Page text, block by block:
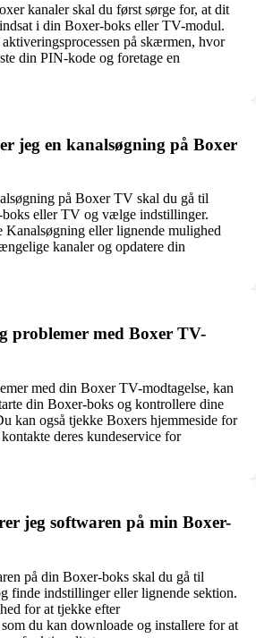
kanaler skal du først sørge for, at dit
i din Boxer-boks eller TV-modul.
på skærmen, hvor
din PIN-kode og foretage en
jeg en kanalsøgning på Boxer
på Boxer TV skal du gå til
eller TV og vælge indstillinger.
eller lignende mulighed
kanaler og opdatere din
problemer med Boxer TV-
med din Boxer TV-modtagelse, kan
din Boxer-boks og kontrollere dine
kan også tjekke Boxers hjemmeside for
deres kundeservice for
jeg softwaren på min Boxer-
på din Boxer-boks skal du gå til
finde indstillinger eller lignende sektion.
for at tjekke efter
du kan downloade og installere for at